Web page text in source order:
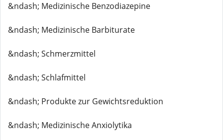
&ndash; Medizinische Benzodiazepine
&ndash; Medizinische Barbiturate
&ndash; Schmerzmittel
&ndash; Schlafmittel
&ndash; Produkte zur Gewichtsreduktion
&ndash; Medizinische Anxiolytika